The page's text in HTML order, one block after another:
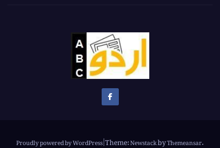
Proudly powered by WordPress|Theme:NewstackbyThemeansar.